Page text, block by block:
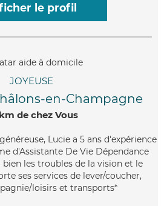
le profil
JOYEUSE
en-Champagne
de chez Vous
Lucie a 5 ans d'expérience
d'Assistante De Vie Dépendance
les troubles de la vision et le
ses services de lever/coucher,
loisirs et transports*